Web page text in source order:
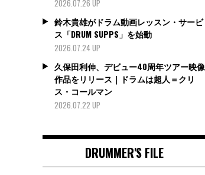
2026.07.26 UP
鈴木貴雄がドラム動画レッスン・サービ
ス「DRUM SUPPS」を始動
2026.07.24 UP
久保田利伸、デビュー40周年ツアー映像
作品をリリース｜ドラムは超人＝クリ
ス・コールマン
2026.07.22 UP
DRUMMER'S FILE